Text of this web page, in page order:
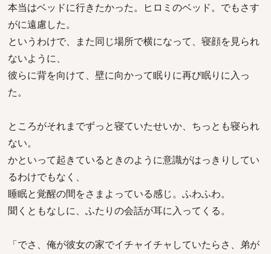
本当はベッドに行きたかった。ヒロミのベッド。でもさす
がに遠慮した。
というわけで、また同じ場所で横になって、寝顔を見られ
ないように、
彼らに背を向けて、壁に向かって眠りに再び眠りに入っ
た。
ところがそれまでずっと寝ていたせいか、ちっとも寝られ
ない。
かといって起きているときのように意識がはっきりしてい
るわけでもなく、
睡眠と覚醒の間をさまよっている感じ。ふわふわ。
聞くともなしに、ふたりの会話が耳に入ってくる。
「でさ、俺が彼女の家でイチャイチャしていたらさ、弟が